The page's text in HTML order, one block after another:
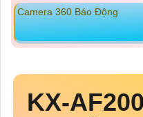
Camera 360 Báo Động
KX-